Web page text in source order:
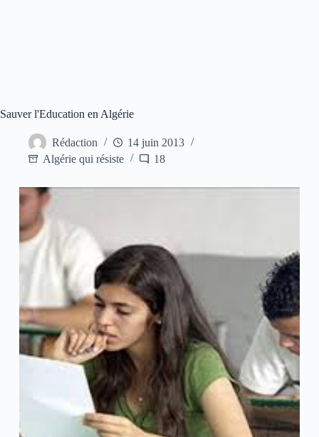
Sauver l'Education en Algérie
Rédaction
14 juin 2013
Algérie qui résiste
18